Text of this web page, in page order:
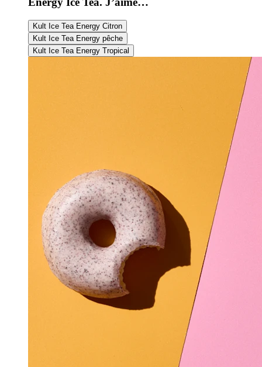
Kult Ice Tea Energy Citron
Kult Ice Tea Energy pêche
Kult Ice Tea Energy Tropical